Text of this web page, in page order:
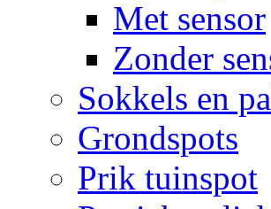
Met sensor
Zonder
Sokkels en
Grondspots
Prik tuinspot